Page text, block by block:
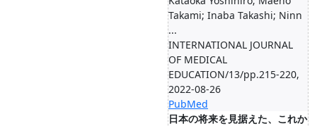
Takami; Inaba Takashi; Ninn
...
INTERNATIONAL JOURNAL
OF MEDICAL
EDUCATION/13/pp.215-220,
2022-08-26
PubMed
日本の将来を見据えた、これか